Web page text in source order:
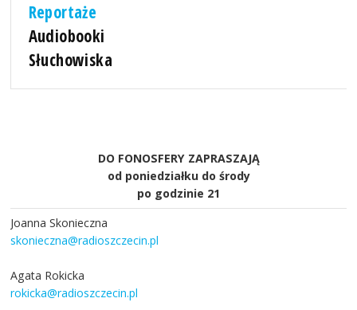
Reportaże
Audiobooki
Słuchowiska
DO FONOSFERY ZAPRASZAJĄ
od poniedziałku do środy
po godzinie 21
Joanna Skonieczna
skonieczna@radioszczecin.pl
Agata Rokicka
rokicka@radioszczecin.pl